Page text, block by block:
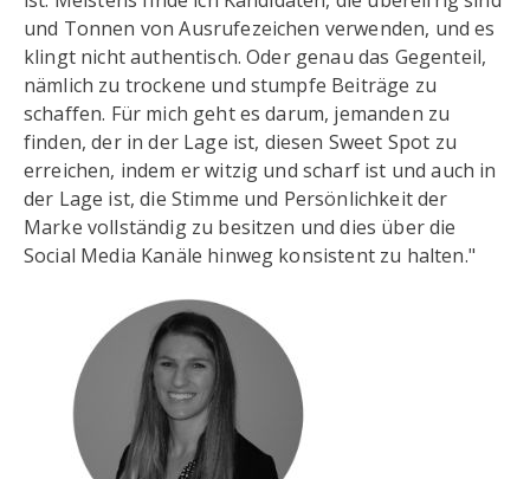
und Tonnen von Ausrufezeichen verwenden, und es
klingt nicht authentisch. Oder genau das Gegenteil,
nämlich zu trockene und stumpfe Beiträge zu
schaffen. Für mich geht es darum, jemanden zu
finden, der in der Lage ist, diesen Sweet Spot zu
erreichen, indem er witzig und scharf ist und auch in
der Lage ist, die Stimme und Persönlichkeit der
Marke vollständig zu besitzen und dies über die
Social Media Kanäle hinweg konsistent zu halten."